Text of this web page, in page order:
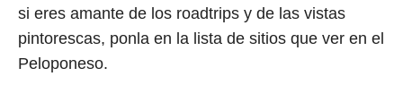
si eres amante de los roadtrips y de las vistas
pintorescas, ponla en la lista de sitios que ver en el
Peloponeso.